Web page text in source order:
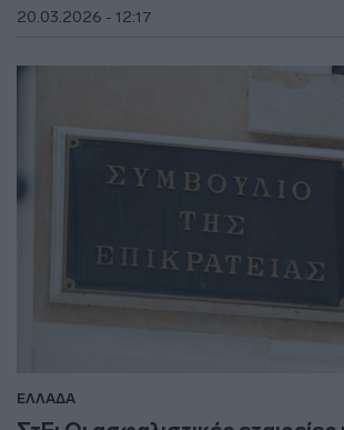
20.03.2026 - 12:17
ΕΛΛΑΔΑ